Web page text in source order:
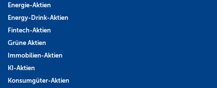
Energie-Aktien
Energy-Drink-Aktien
Fintech-Aktien
Grüne Aktien
Immobilien-Aktien
KI-Aktien
Konsumgüter-Aktien